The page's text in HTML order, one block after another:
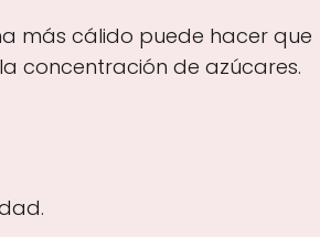
más cálido puede hacer que
concentración de azúcares.